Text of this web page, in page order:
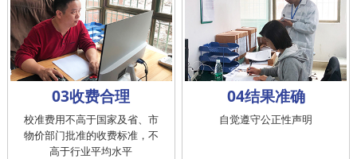
03收费合理
校准费用不高于国家及省、市
物价部门批准的收费标准，不
高于行业平均水平
04结果准确
自觉遵守公正性声明